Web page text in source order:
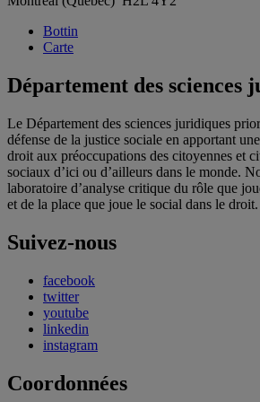
Bottin
Carte
Département des sciences
Le Département des sciences juridiques
défense de la justice sociale en apportant
droit aux préoccupations des citoyennes et
sociaux d’ici ou d’ailleurs dans le monde.
laboratoire d’analyse critique du rôle que
et de la place que joue le social dans le droit.
Suivez-nous
facebook
twitter
youtube
linkedin
instagram
Coordonnées